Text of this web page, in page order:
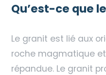
Qu’est-ce que
Le granit est lié aux
roche magmatique
répandue. Le granit